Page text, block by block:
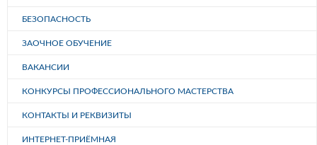
БЕЗОПАСНОСТЬ
ЗАОЧНОЕ ОБУЧЕНИЕ
ВАКАНСИИ
КОНКУРСЫ ПРОФЕССИОНАЛЬНОГО МАСТЕРСТВА
КОНТАКТЫ И РЕКВИЗИТЫ
ИНТЕРНЕТ-ПРИЁМНАЯ